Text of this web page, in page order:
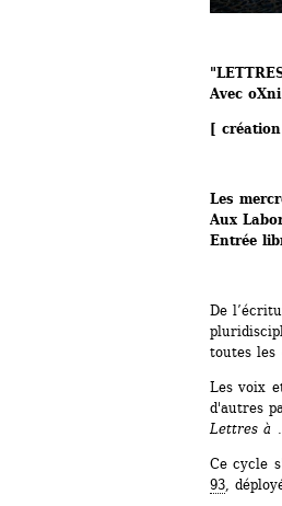
Avec oXni
[
Les
Aux
Entrée
De
toutes les
Les voix
d'autres
Lettres à ...
Ce cycle
93 ,